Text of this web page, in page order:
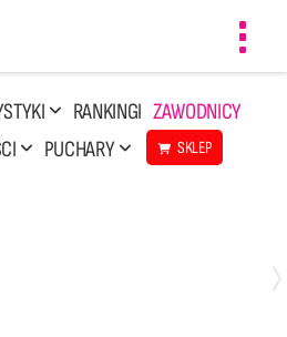
RANKINGI ZAWODNICY
PUCHARY SKLEP